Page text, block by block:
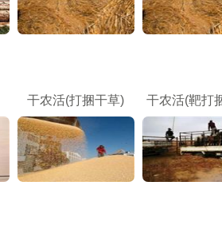
干农活(打捆干草) 干农活(靶打